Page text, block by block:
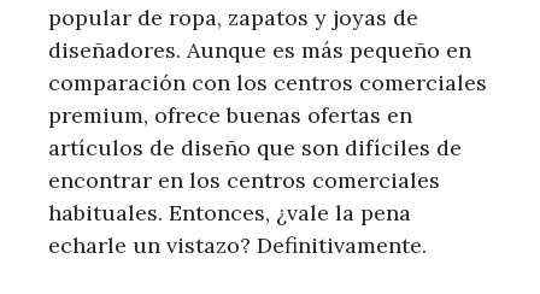
popular de ropa, zapatos y joyas de
diseñadores. Aunque es más pequeño en
comparación con los centros comerciales
premium, ofrece buenas ofertas en
artículos de diseño que son difíciles de
encontrar en los centros comerciales
habituales. Entonces, ¿vale la pena
echarle un vistazo? Definitivamente.